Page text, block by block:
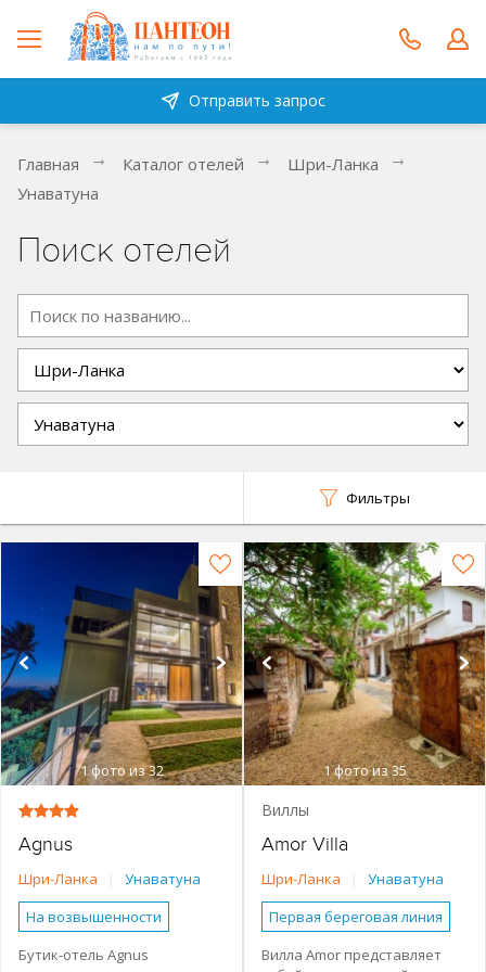
Отправить запрос
Главная Каталог отелей
Шри-Ланка
Унаватуна
Поиск отелей
Фильтры
1фото из 32
Agnus
Шри-Ланка
Унаватуна
На возвышенности
Более 500 м от моря
Бутик-отель Agnus
1фото из 35
Виллы
Amor Villa
Шри-Ланка
Унаватуна
Первая береговая линия
До 100 м от моря
Вилла Amor представляет